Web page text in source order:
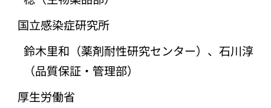
国立感染症研究所
鈴木里和（薬剤耐性研究センター）、石川淳
（品質保証・管理部）
厚生労働省